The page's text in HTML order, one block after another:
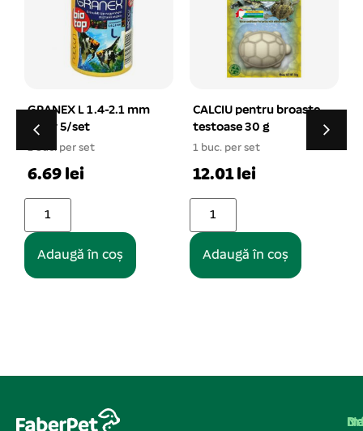
CALCIU pentru broaste
testoase 30 g
1 buc. per set
12.01 lei
Adaugă în coș
Incalzitor submersibil
cu termostat Boyu
HT-8100, 100 W
1 buc. per set